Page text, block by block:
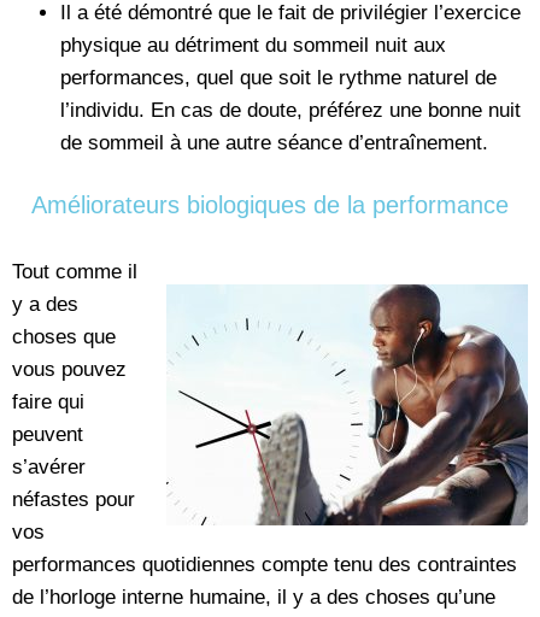
Il a été démontré que le fait de privilégier l’exercice
physique au détriment du sommeil nuit aux
performances, quel que soit le rythme naturel de
l’individu. En cas de doute, préférez une bonne nuit
de sommeil à une autre séance d’entraînement.
Améliorateurs biologiques de la performance
Tout comme il
y a des
choses que
vous pouvez
faire qui
peuvent
s’avérer
néfastes pour
vos
performances quotidiennes compte tenu des contraintes
de l’horloge interne humaine, il y a des choses qu’une